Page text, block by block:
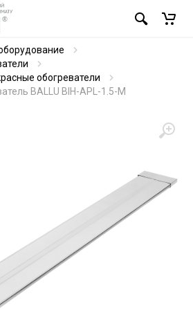
обогреватели
BALLU BIH-APL-1.5-M